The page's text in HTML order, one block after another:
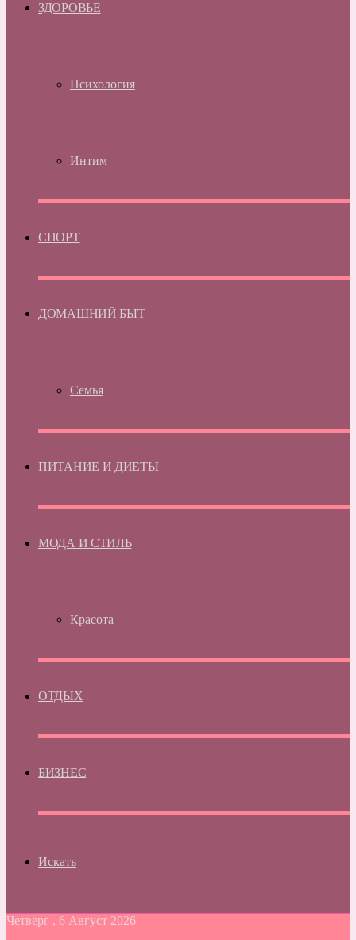
ЗДОРОВЬЕ
Психология
Интим
СПОРТ
ДОМАШНИЙ БЫТ
Семья
ПИТАНИЕ И ДИЕТЫ
МОДА И СТИЛЬ
Красота
ОТДЫХ
БИЗНЕС
Искать
Четверг , 6 Август 2026